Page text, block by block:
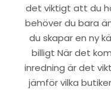
det viktigt att du
behöver du bara
du skapar en ny
billigt När det
inredning är det
jämför vilka